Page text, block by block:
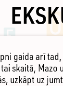
gaida arī
skaitā,
uzkāpt uz